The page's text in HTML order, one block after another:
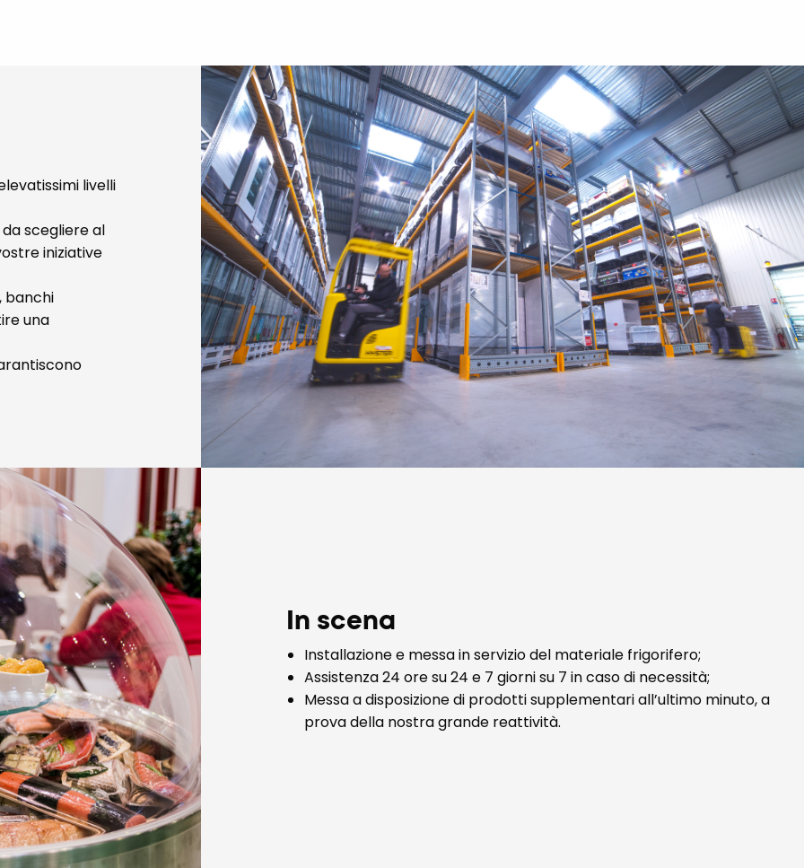
livelli
scegliere al
iniziative
banchi
una
In scena
Installazione e messa in servizio del materiale frigorifero;
Assistenza 24 ore su 24 e 7 giorni su 7 in caso di necessità;
Messa a disposizione di prodotti supplementari all’ultimo minuto, a
prova della nostra grande reattività.